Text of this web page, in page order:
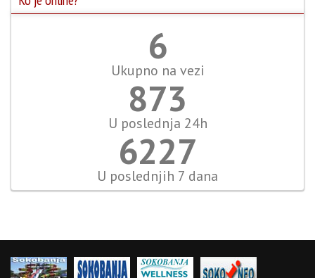
7
Ukupno na vezi
970
U poslednja 24h
6919
U poslednjih 7 dana